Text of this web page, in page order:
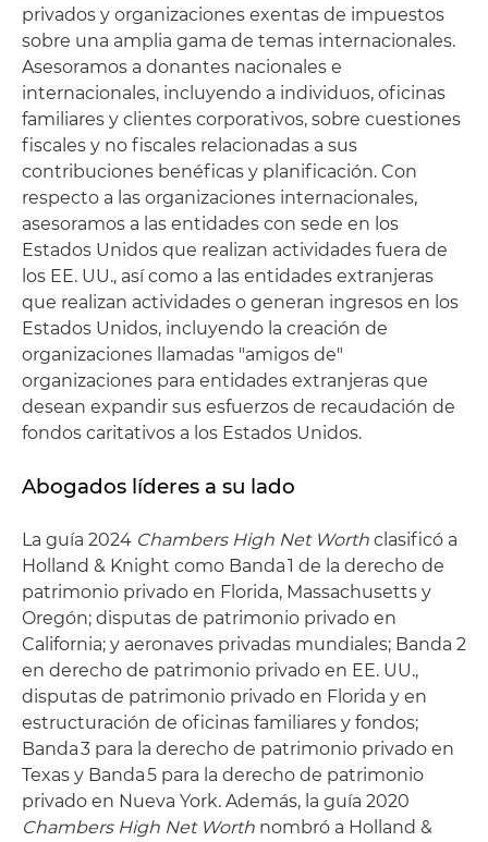
privados y organizaciones exentas de impuestos
sobre una amplia gama de temas internacionales.
Asesoramos a donantes nacionales e
internacionales, incluyendo a individuos, oficinas
familiares y clientes corporativos, sobre cuestiones
fiscales y no fiscales relacionadas a sus
contribuciones benéficas y planificación. Con
respecto a las organizaciones internacionales,
asesoramos a las entidades con sede en los
Estados Unidos que realizan actividades fuera de
los EE. UU., así como a las entidades extranjeras
que realizan actividades o generan ingresos en los
Estados Unidos, incluyendo la creación de
organizaciones llamadas "amigos de"
organizaciones para entidades extranjeras que
desean expandir sus esfuerzos de recaudación de
fondos caritativos a los Estados Unidos.
Abogados líderes a su lado
La guía 2024 Chambers High Net Worth clasificó a
Holland & Knight como Banda 1 de la derecho de
patrimonio privado en Florida, Massachusetts y
Oregón; disputas de patrimonio privado en
California; y aeronaves privadas mundiales; Banda 2
en derecho de patrimonio privado en EE. UU.,
disputas de patrimonio privado en Florida y en
estructuración de oficinas familiares y fondos;
Banda 3 para la derecho de patrimonio privado en
Texas y Banda 5 para la derecho de patrimonio
privado en Nueva York. Además, la guía 2020
Chambers High Net Worth nombró a Holland &